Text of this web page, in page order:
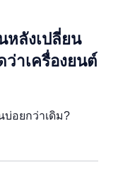
ลังเปลี่ยน
ว่าเครื่องยนต์
บ่อยกว่าเดิม?